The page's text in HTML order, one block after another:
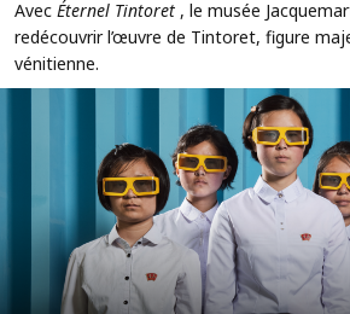
Avec Éternel Tintoret , le musée
redécouvrir l’œuvre de Tintoret, figure
vénitienne.